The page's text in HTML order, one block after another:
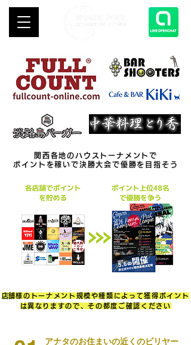
関西各地のハウストーナメントで
ポイントを稼いで決勝大会で優勝を目指そう
​店舗様のトーナメント規模や種類によって獲得ポイント
は異なりますので、その都度ご確認ください
アナタのお住まいの近くのビリヤー